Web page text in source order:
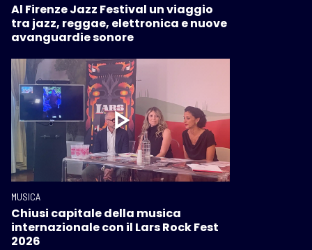
Al Firenze Jazz Festival un viaggio
tra jazz, reggae, elettronica e nuove
avanguardie sonore
MUSICA
Chiusi capitale della musica
internazionale con il Lars Rock Fest
2026